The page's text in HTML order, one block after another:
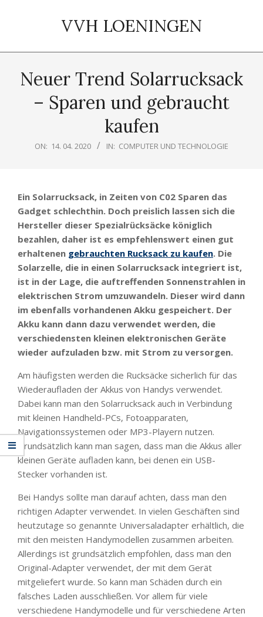
VVH LOENINGEN
Navigation
MenuNeuer Trend Solarrucksack
– Sparen und gebraucht
kaufen
ON: 14. 04. 2020 IN: COMPUTER UND TECHNOLOGIE
Ein Solarrucksack, in Zeiten von C02 Sparen das
Gadget schlechthin. Doch preislich lassen sich die
Hersteller dieser Spezialrücksäcke königlich
bezahlen, daher ist es empfehlenswert einen gut
erhaltenen gebrauchten Rucksack zu kaufen. Die
Solarzelle, die in einen Solarrucksack integriert ist,
ist in der Lage, die auftreffenden Sonnenstrahlen in
elektrischen Strom umzuwandeln. Dieser wird dann
im ebenfalls vorhandenen Akku gespeichert. Der
Akku kann dann dazu verwendet werden, die
verschiedensten kleinen elektronischen Geräte
wieder aufzuladen bzw. mit Strom zu versorgen.
Am häufigsten werden die Rucksäcke sicherlich für das
Wiederaufladen der Akkus von Handys verwendet.
Dabei kann man den Solarrucksack auch in Verbindung
mit kleinen Handheld-PCs, Fotoapparaten,
Navigationssystemen oder MP3-Playern nutzen.
Grundsätzlich kann man sagen, dass man die Akkus aller
kleinen Geräte aufladen kann, bei denen ein USB-
Stecker vorhanden ist.
Bei Handys sollte man darauf achten, dass man den
richtigen Adapter verwendet. In vielen Geschäften sind
heutzutage so genannte Universaladapter erhältlich, die
mit den meisten Handymodellen zusammen arbeiten.
Allerdings ist grundsätzlich empfohlen, dass man den
Original-Adapter verwendet, der mit dem Gerät
mitgeliefert wurde. So kann man Schäden durch ein
falsches Laden ausschließen. Vor allem für viele
verschiedene Handymodelle und für verschiedene Arten